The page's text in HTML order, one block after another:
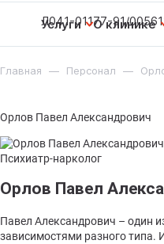
Л041-01177-91/
Услуги
Вывод из запоя
Лечение алкоголизма
Кодирование от
Наркологическая
Реабилитация
О клинике
Персонал
Лицензии
Галерея
Отзывы
Главная — Персонал —
Орлов Павел Александрович
Психиатр-нарколог
Орлов Павел
Павел Александрович – один
зависимостями разного типа.